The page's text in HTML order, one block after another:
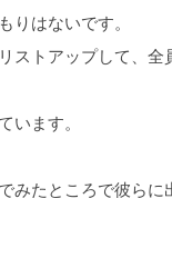
りはないです。
ストアップして、
います。
みたところで彼ら